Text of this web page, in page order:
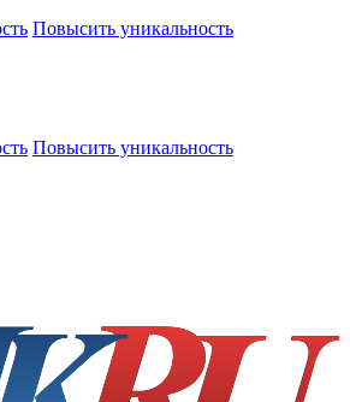
Повысить уникальность
Повысить уникальность